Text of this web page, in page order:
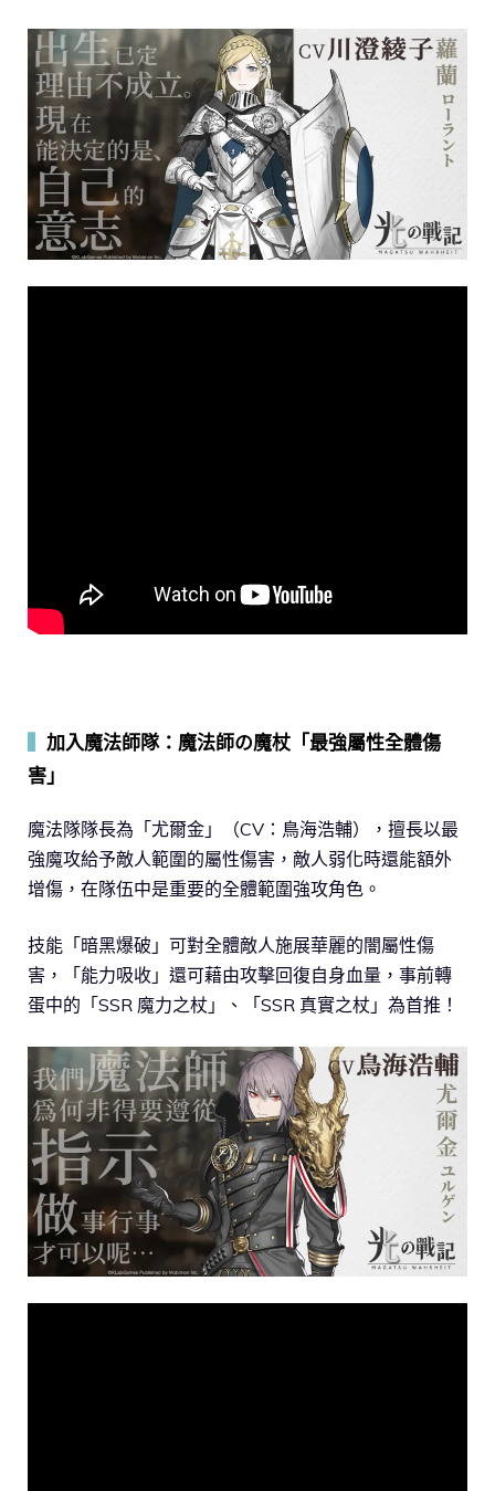
加入魔法師隊：魔法師の魔杖「最強屬性全體傷
害」
魔法隊隊長為「尤爾金」（CV：鳥海浩輔），擅長以最
強魔攻給予敵人範圍的屬性傷害，敵人弱化時還能額外
增傷，在隊伍中是重要的全體範圍強攻角色。
技能「暗黑爆破」可對全體敵人施展華麗的闇屬性傷
害，「能力吸收」還可藉由攻擊回復自身血量，事前轉
蛋中的「SSR 魔力之杖」、「SSR 真實之杖」為首推！